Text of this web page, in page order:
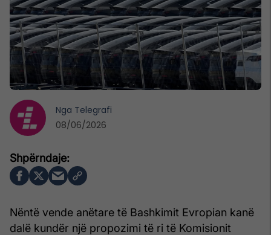
Nëntë vende anëtare të Bashkimit Evropian kanë
dalë kundër një propozimi të ri të Komisionit
Nga Telegrafi
08/06/2026